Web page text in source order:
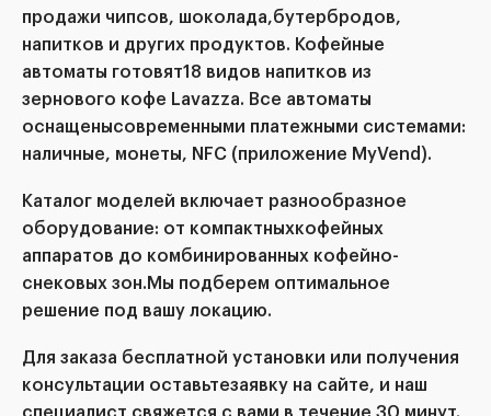
продажи чипсов, шоколада,бутербродов,
напитков и других продуктов. Кофейные
автоматы готовят18 видов напитков из
зернового кофе Lavazza. Все автоматы
оснащенысовременными платежными системами:
наличные, монеты, NFC (приложение MyVend).
Каталог моделей включает разнообразное
оборудование: от компактныхкофейных
аппаратов до комбинированных кофейно-
снековых зон.Мы подберем оптимальное
решение под вашу локацию.
Для заказа бесплатной установки или получения
консультации оставьтезаявку на сайте, и наш